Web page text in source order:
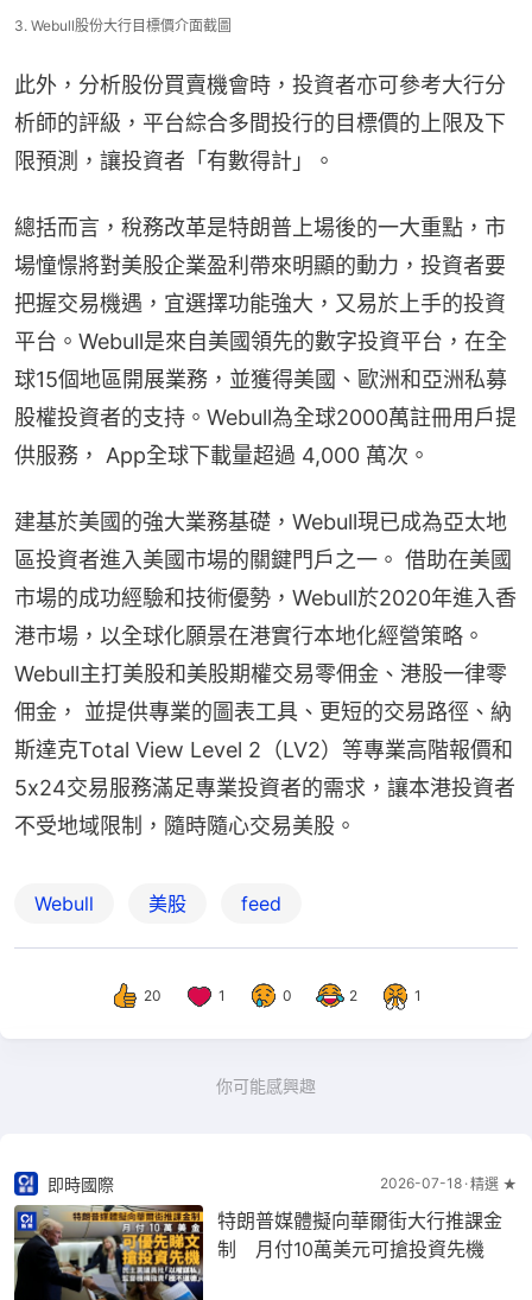
3. Webull股份大行目標價介面截圖
此外，分析股份買賣機會時，投資者亦可參考大行分
析師的評級，平台綜合多間投行的目標價的上限及下
限預測，讓投資者「有數得計」。
總括而言，稅務改革是特朗普上場後的一大重點，市
場憧憬將對美股企業盈利帶來明顯的動力，投資者要
把握交易機遇，宜選擇功能強大，又易於上手的投資
平台。Webull是來自美國領先的數字投資平台，在全
球15個地區開展業務，並獲得美國、歐洲和亞洲私募
股權投資者的支持。Webull為全球2000萬註冊用戶提
供服務， App全球下載量超過 4,000 萬次。
建基於美國的強大業務基礎，Webull現已成為亞太地
區投資者進入美國市場的關鍵門戶之一。 借助在美國
市場的成功經驗和技術優勢，Webull於2020年進入香
港市場，以全球化願景在港實行本地化經營策略。
Webull主打美股和美股期權交易零佣金、港股一律零
佣金， 並提供專業的圖表工具、更短的交易路徑、納
斯達克Total View Level 2（LV2）等專業高階報價和
5x24交易服務滿足專業投資者的需求，讓本港投資者
不受地域限制，隨時隨心交易美股。
Webull 美股 feed
20 1 0 2 1
你可能感興趣
即時國際 2026-07-18 精選 ★
特朗普媒體擬向華爾街大行推課金
制 月付10萬美元可搶投資先機